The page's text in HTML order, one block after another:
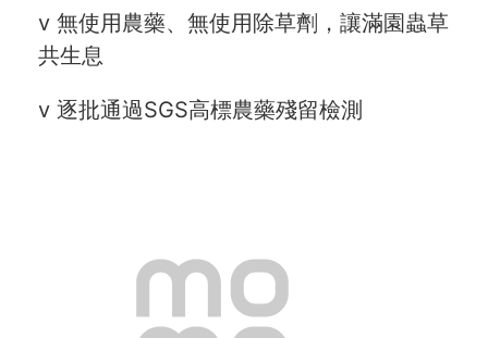
v 無使用農藥、無使用除草劑，讓滿園蟲草
共生息
v 逐批通過SGS高標農藥殘留檢測